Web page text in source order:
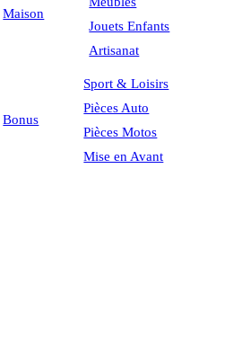
Maison
Jouets Enfants
Artisanat
Bonus
Sport & Loisirs
Pièces Auto
Pièces Motos
Mise en Avant